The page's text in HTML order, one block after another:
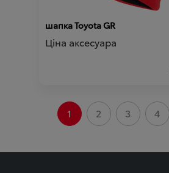
шапка Toyota GR
Ціна аксесуара
1 2 3 4